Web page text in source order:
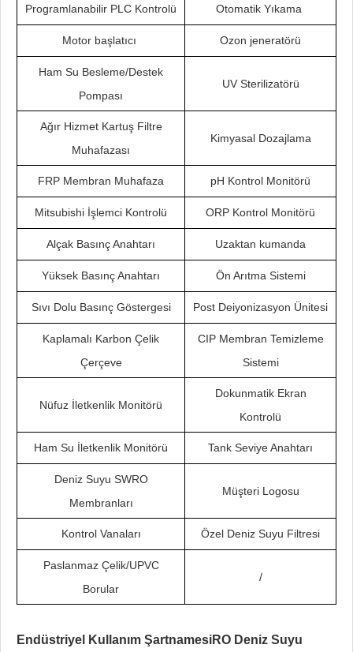
Programlanabilir PLC Kontrolü Otomatik Yıkama
Motor başlatıcı Ozon jeneratörü
Ham Su Besleme/Destek
Pompası
UV Sterilizatörü
Ağır Hizmet Kartuş Filtre
Muhafazası
Kimyasal Dozajlama
FRP Membran Muhafaza pH Kontrol Monitörü
Mitsubishi İşlemci Kontrolü ORP Kontrol Monitörü
Alçak Basınç Anahtarı Uzaktan kumanda
Yüksek Basınç Anahtarı Ön Arıtma Sistemi
Sıvı Dolu Basınç Göstergesi Post Deiyonizasyon Ünitesi
Kaplamalı Karbon Çelik
Çerçeve
CIP Membran Temizleme
Sistemi
Nüfuz İletkenlik Monitörü
Dokunmatik Ekran
Kontrolü
Ham Su İletkenlik Monitörü Tank Seviye Anahtarı
Deniz Suyu SWRO
Membranları
Müşteri Logosu
Kontrol Vanaları Özel Deniz Suyu Filtresi
Paslanmaz Çelik/UPVC
Borular
/
Endüstriyel Kullanım ŞartnamesiRO Deniz Suyu